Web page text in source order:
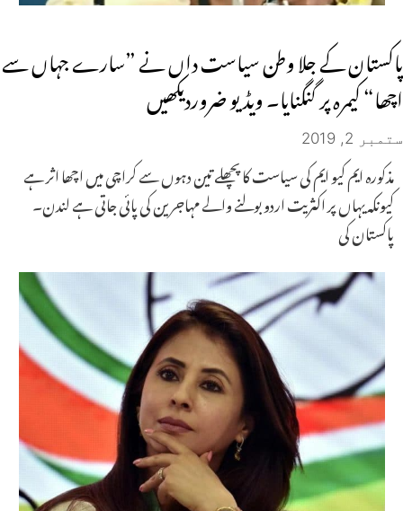
پاکستان کے جلا وطن سیاست داں نے ”سارے جہاں سے
اچھا“ کیمرہ پر گنگنایا۔ ویڈیو ضروردیکھیں
ستمبر 2, 2019
مذکورہ ایم کیو ایم کی سیاست کا پچھلے تین دہوں سے کراچی میں اچھا اثر ہے
کیونکہ یہاں پر اکثریت اردو بولنے والے مہاجرین کی پائی جاتی ہے لندن۔
پاکستان کی